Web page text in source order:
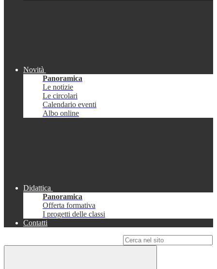
Novità
Panoramica
Le notizie
Le circolari
Calendario eventi
Albo online
Didattica
Panoramica
Offerta formativa
I progetti delle classi
Contatti